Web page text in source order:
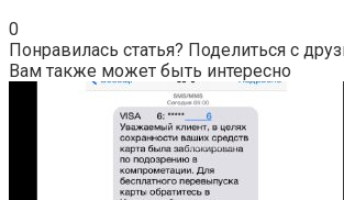
0
Понравилась статья? Поделиться с
Вам также может быть интересно